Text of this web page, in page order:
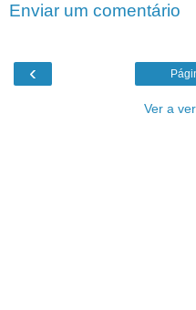
Enviar um comentário
‹
Ver a